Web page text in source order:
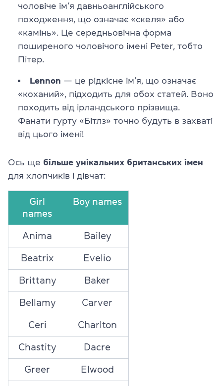
чоловіче ім’я давньоанглійського
походження, що означає «скеля» або
«камінь». Це середньовічна форма
поширеного чоловічого імені Peter, тобто
Пітер.
Lennon — це рідкісне ім’я, що означає
«коханий», підходить для обох статей. Воно
походить від ірландського прізвища.
Фанати гурту «Бітлз» точно будуть в захваті
від цього імені!
Ось ще більше унікальних британських імен
для хлопчиків і дівчат:
Girl
names
Boy names
Anima Bailey
Beatrix Evelio
Brittany Baker
Bellamy Carver
Ceri Charlton
Chastity Dacre
Greer Elwood